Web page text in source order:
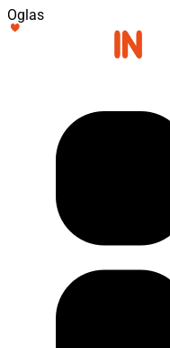
Oglas